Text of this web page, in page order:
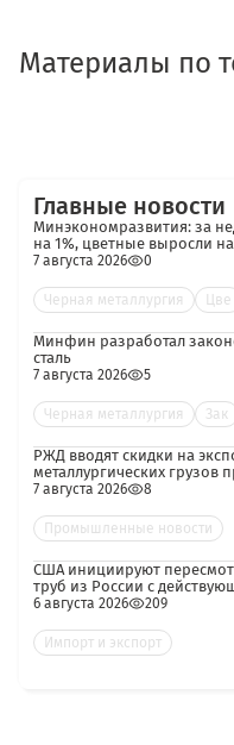
Материалы по
Главные новости
Минэкономразвития: за
на 1%, цветные выросли на
7 августа 2026 0
Черная металлургия Цве
Минфин разработал
сталь
7 августа 2026 5
Черная металлургия Зак
РЖД вводят скидки на
металлургических грузов
7 августа 2026 8
Промышленные новости
США инициируют
труб из России с
6 августа 2026 209
Импорт и экспорт